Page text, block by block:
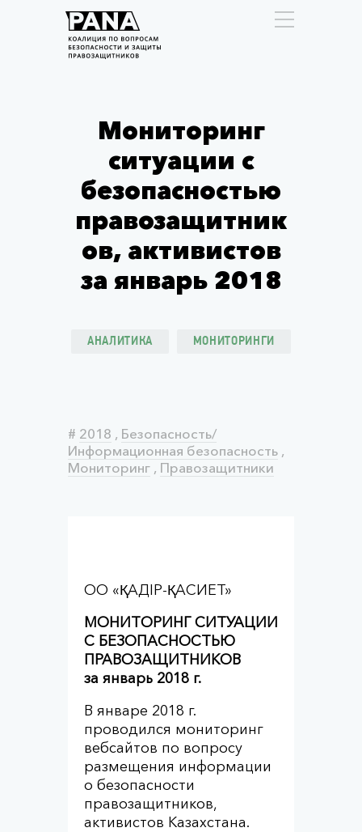
Мониторинг
ситуации с
безопасностью
правозащитник
ов, активистов
за январь 2018
АНАЛИТИКА МОНИТОРИНГИ
# 2018 , Безопасность/
Информационная безопасность ,
Мониторинг , Правозащитники
ОО «ҚАДІР-ҚАСИЕТ»
МОНИТОРИНГ СИТУАЦИИ
С БЕЗОПАСНОСТЬЮ
ПРАВОЗАЩИТНИКОВ
за январь 2018 г.
В январе 2018 г.
проводился мониторинг
вебсайтов по вопросу
размещения информации
о безопасности
правозащитников,
активистов Казахстана.